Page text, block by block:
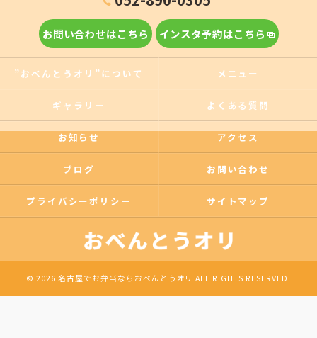
お問い合わせはこちら インスタ予約はこちら
”おべんとうオリ”について メニュー
ギャラリー よくある質問
お知らせ アクセス
ブログ お問い合わせ
プライバシーポリシー サイトマップ
© 2026 名古屋でお弁当ならおべんとうオリ ALL RIGHTS RESERVED.